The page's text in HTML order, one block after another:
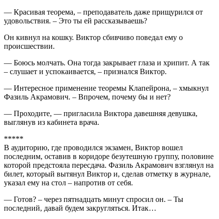
— Красивая теорема, – преподаватель даже прищурился от
удовольствия. – Это ты ей рассказываешь?
Он кивнул на кошку. Виктор сбивчиво поведал ему о
происшествии.
— Боюсь молчать. Она тогда закрывает глаза и хрипит. А так
– слушает и успокаивается, – признался Виктор.
— Интересное применение теоремы Клапейрона, – хмыкнул
Фазиль Акрамович. – Впрочем, почему бы и нет?
— Проходите, — пригласила Виктора давешняя девушка,
выглянув из кабинета врача.
*****
В аудиторию, где проводился экзамен, Виктор вошел
последним, оставив в коридоре безутешную группу, половине
которой предстояла пересдача. Фазиль Акрамович взглянул на
билет, который вытянул Виктор и, сделав отметку в журнале,
указал ему на стол – напротив от себя.
— Готов? – через пятнадцать минут спросил он. – Ты
последний, давай будем закругляться. Итак…